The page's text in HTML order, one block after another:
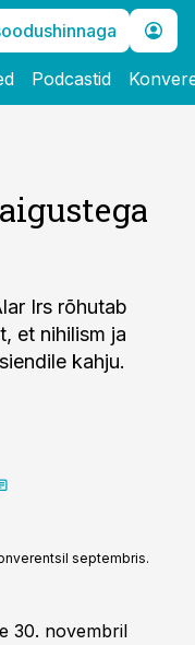
Podcastid
Irs rõhutab
et nihilism ja
kahju.
septembris.
30. novembril